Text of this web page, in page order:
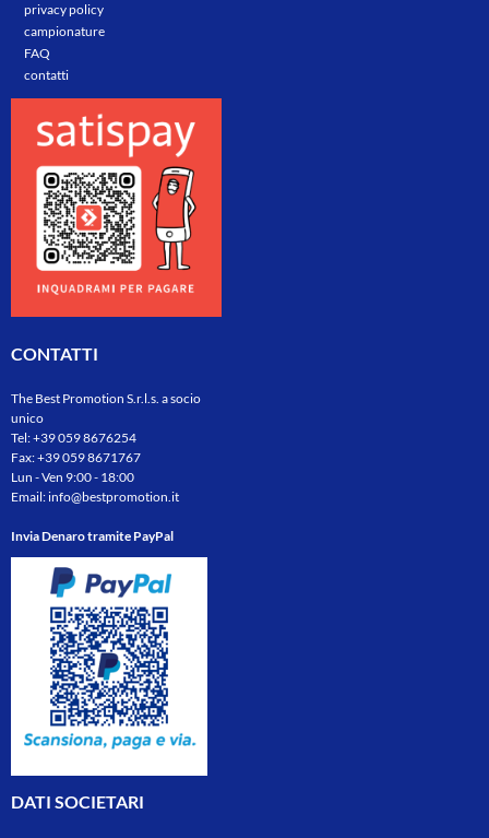
privacy policy
campionature
FAQ
contatti
CONTATTI
The Best Promotion S.r.l.s. a socio
unico
Tel:+39 059 8676254
Fax: +39 059 8671767
Lun - Ven 9:00 - 18:00
Email:info@bestpromotion.it
Invia Denaro tramite PayPal
DATI SOCIETARI